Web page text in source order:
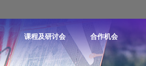
课程及研讨会 合作机会